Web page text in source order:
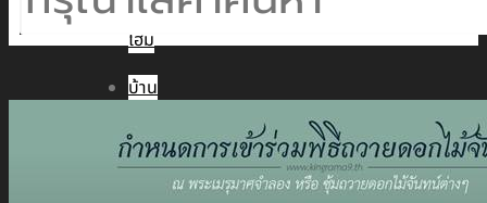
ทาวน์
โฮม
บ้าน
พูล